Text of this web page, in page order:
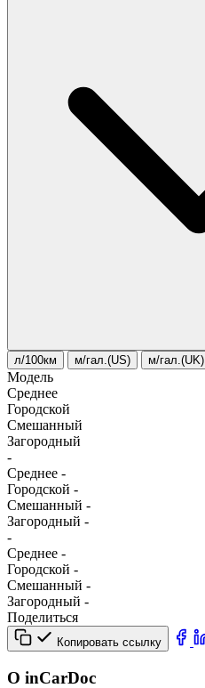
л/100км м/гал.(US) м/гал.(UK)
Модель
Среднее
Городской
Смешанный
Загородный
-
Среднее -
Городской -
Смешанный -
Загородный -
-
Среднее -
Городской -
Смешанный -
Загородный -
Поделиться
Копировать ссылку
О inCarDoc